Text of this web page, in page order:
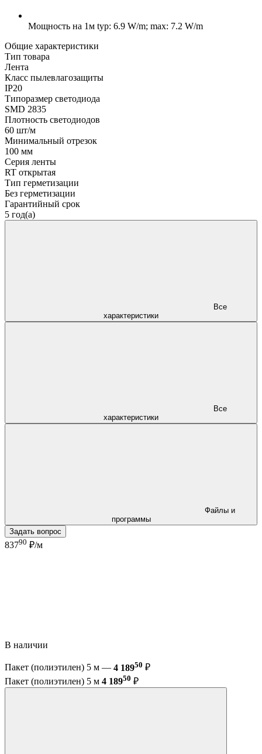
Мощность на 1м typ: 6.9 W/m; max: 7.2 W/m
Общие характеристики
Тип товара
Лента
Класс пылевлагозащиты
IP20
Типоразмер светодиода
SMD 2835
Плотность светодиодов
60 шт/м
Минимальный отрезок
100 мм
Серия ленты
RT открытая
Тип герметизации
Без герметизации
Гарантийный срок
5 год(а)
характеристики
характеристики
программы
Задать вопрос
83790 ₽/м
В наличии
Пакет (полиэтилен) 5 м — 4 18950 ₽
Пакет (полиэтилен) 5 м 4 18950 ₽